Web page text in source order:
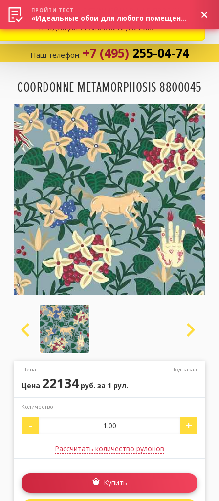
Корзина:0
Избранное:0 товаров
Каталог
Компания
Личный кабинет
Москва (сменить город)
Заказать обратный звонок
Наш телефон: +7 (495) 255-04-74
COORDONNE METAMORPHOSIS 8800045
Цена Под заказ
Цена 22134 руб. за 1 рул.
Количество:
- +
Рассчитать количество рулонов
Купить
ВНИМАНИЕ! В СВЯЗИ С СИТУАЦИЕЙ НА РЫНКЕ, ПРОСИМ
УТОЧНЯТЬ АКТУАЛЬНУЮ СТОИМОСТЬ И НАЛИЧИЕ
ПРОДУКЦИИ У НАШИХ МЕНЕДЖЕРОВ.
ПРОЙТИ ТЕСТ
«Идеальные обои для любого помещения!»